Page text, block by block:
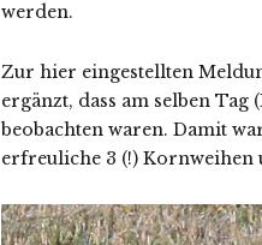
werden.
Zur hier eingestellten
ergänzt, dass am selben Tag
beobachten waren. Damit
erfreuliche 3 (!) Kornweihen